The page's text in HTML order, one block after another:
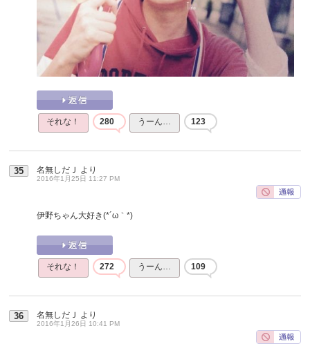
それな！ 280 うーん… 123
35 名無しだＪ より
2016年1月25日 11:27 PM
伊野ちゃん大好き(*´ω｀*)
それな！ 272 うーん… 109
36 名無しだＪ より
2016年1月26日 10:41 PM